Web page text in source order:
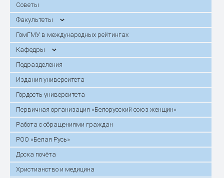
Советы
Факультеты
ГомГМУ в международных рейтингах
Кафедры
Подразделения
Издания университета
Гордость университета
Первичная организация «Белорусский союз женщин»
Работа с обращениями граждан
РОО «Белая Русь»
Доска почёта
Христианство и медицина